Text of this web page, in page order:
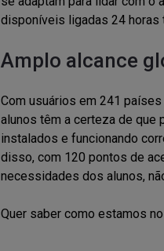
disponíveis ligadas 24 horas
Amplo alcance
Com usuários em 241
alunos têm a certeza de que
instalados e funcionando
disso, com 120 pontos de
necessidades dos alunos,
Quer saber como estamos